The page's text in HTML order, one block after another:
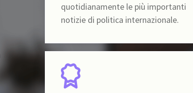
quotidianamente le più importanti
notizie di politica internazionale.